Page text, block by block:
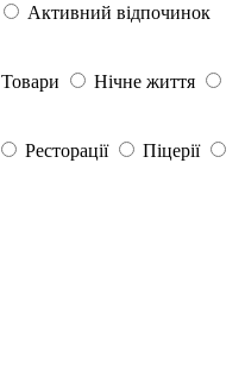
Активний відпочинок
Товари
Нічне життя
Ресторації
Піцерії